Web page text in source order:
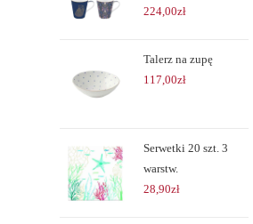
224,00zł
Talerz na zupę
117,00zł
Serwetki 20 szt. 3
warstw.
28,90zł